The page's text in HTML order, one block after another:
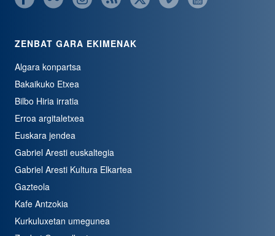
ZENBAT GARA EKIMENAK
Algara konpartsa
Bakaikuko Etxea
Bilbo Hiria irratia
Erroa argitaletxea
Euskara jendea
Gabriel Aresti euskaltegia
Gabriel Aresti Kultura Elkartea
Gazteola
Kafe Antzokia
Kurkuluxetan umegunea